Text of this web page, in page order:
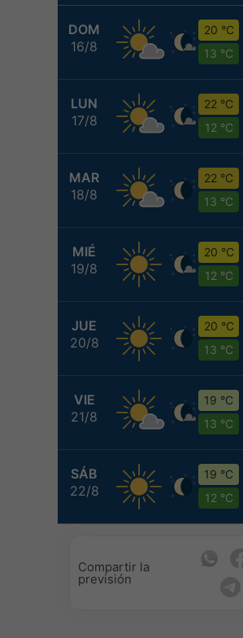
DOM
16/8
20 °C
13 °C
LUN
17/8
22 °C
12 °C
MAR
18/8
22 °C
13 °C
MIÉ
19/8
20 °C
12 °C
JUE
20/8
20 °C
13 °C
VIE
21/8
19 °C
13 °C
SÁB
22/8
19 °C
12 °C
Compartir la
previsión